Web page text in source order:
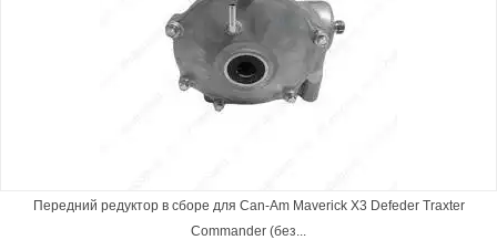
Передний редуктор в сборе для Can-Am Maverick X3 Defeder Traxter
Commander (без...